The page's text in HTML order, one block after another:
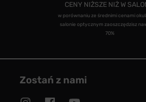
CENY NIŻSZE NIŻ W
w porównaniu ze średnimi cenami
salonie optycznym zaoszczędzisz
70%
Zostań z nami